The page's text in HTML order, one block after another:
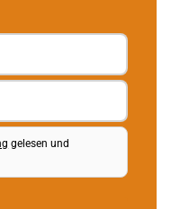
gelesen und